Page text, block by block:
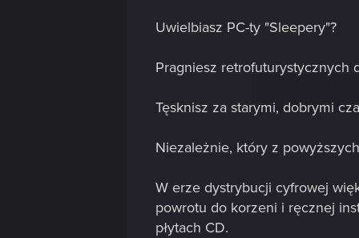
Uwielbiasz PC-ty "Sleepery"?
Pragniesz retrofuturystycznych
Tęsknisz za starymi, dobrymi
Niezależnie, który z
W erze dystrybucji cyfrowej
powrotu do korzeni i ręcznej
płytach CD.